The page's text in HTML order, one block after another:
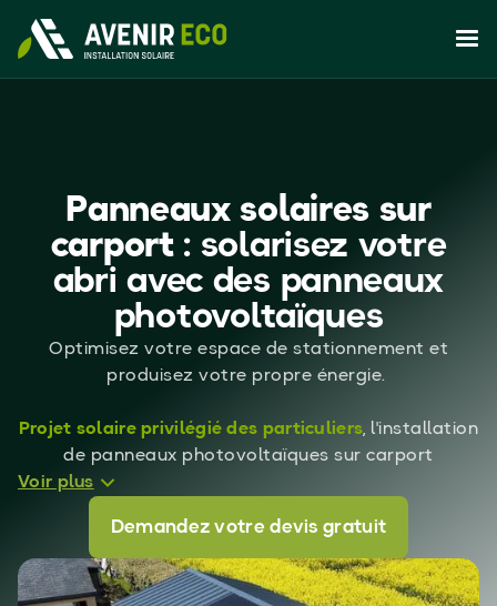
Panneaux solaires sur
carport : solarisez votre
abri avec des panneaux
photovoltaïques
Optimisez votre espace de stationnement et
produisez votre propre énergie.
Projet solaire privilégié des particuliers, l'installation
de panneaux photovoltaïques sur carport
transforme votre abri voiture en une centrale
électrique performante. Cette solution 2-en-1 vous
assure :
- protection de votre véhicule contre les
Voir plus
Demandez votre devis gratuit